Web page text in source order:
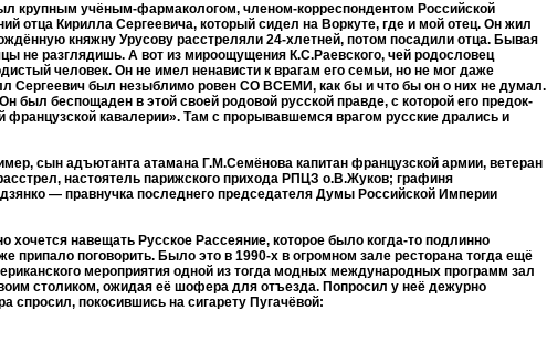
крупным учёным-фармакологом, членом-корреспондентом Российской
отца Кирилла Сергеевича, который сидел на Воркуте, где и мой отец. Он жил
княжну Урусову расстреляли 24-хлетней, потом посадили отца. Бывая
не разглядишь. А вот из мироощущения К.С.Раевского, чей родословец
человек. Он не имел ненависти к врагам его семьи, но не мог даже
Сергеевич был незыблимо ровен СО ВСЕМИ, как бы и что бы он о них не думал.
был беспощаден в этой своей родовой русской правде, с которой его предок-
французской кавалерии». Там с прорывавшемся врагом русские дрались и
сын адъютанта атамана Г.М.Семёнова капитан французской армии, ветеран
настоятель парижского прихода РПЦЗ о.В.Жуков; графиня
— правнучка последнего председателя Думы Российской Империи
навещать Русское Рассеяние, которое было когда-то подлинно
поговорить. Было это в 1990-х в огромном зале ресторана тогда ещё
мероприятия одной из тогда модных международных программ зал
столиком, ожидая её шофера для отъезда. Попросил у неё дежурно
спросил, покосившись на сигарету Пугачёвой: